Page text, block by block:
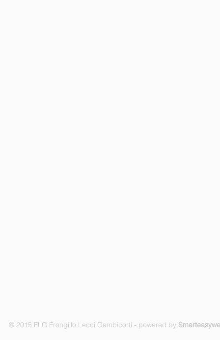
© 2015 FLG Frongillo Lecci Gambicorti - powered by